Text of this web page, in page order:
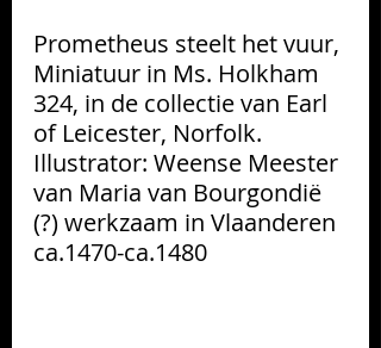
Prometheus steelt het vuur,
Miniatuur in Ms. Holkham
324, in de collectie van Earl
of Leicester, Norfolk.
Illustrator: Weense Meester
van Maria van Bourgondië
(?) werkzaam in Vlaanderen
ca.1470-ca.1480